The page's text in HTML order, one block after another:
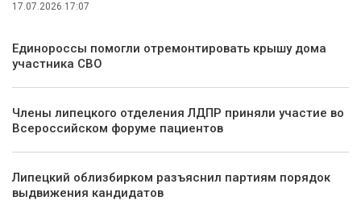
17.07.2026 17:07
Единороссы помогли отремонтировать крышу дома
участника СВО
Члены липецкого отделения ЛДПР приняли участие во
Всероссийском форуме пациентов
Липецкий облизбирком разъяснил партиям порядок
выдвижения кандидатов